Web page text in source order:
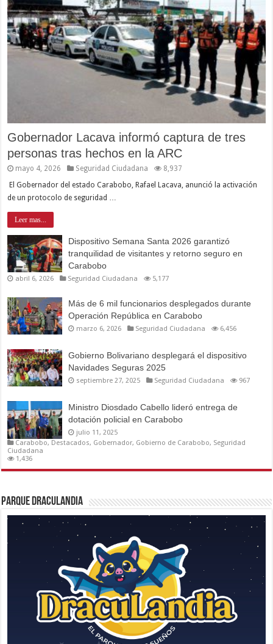
Gobernador Lacava informó captura de tres
personas tras hechos en la ARC
mayo 4, 2026 Seguridad Ciudadana
8,937
El Gobernador del estado Carabobo, Rafael Lacava, anunció la activación
de un protocolo de seguridad …
Leer mas...
Dispositivo Semana Santa 2026 garantizó
tranquilidad de visitantes y retorno seguro en
Carabobo
abril 6, 2026 Seguridad Ciudadana 5,177
Más de 6 mil funcionarios desplegados durante
Operación República en Carabobo
marzo 6, 2026 Seguridad Ciudadana 6,456
Gobierno Bolivariano desplegará el dispositivo
Navidades Seguras 2025
septiembre 27, 2025 Seguridad Ciudadana 967
Ministro Diosdado Cabello lideró entrega de
dotación policial en Carabobo
julio 11, 2025
Carabobo, Destacados, Gobernador, Gobierno de Carabobo, Seguridad
Ciudadana
1,436
Parque Draculandia